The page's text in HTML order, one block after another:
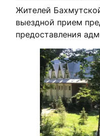
Жителей
выездной прием
предоставления
отдела
совета. Получить
будет 3 июня в